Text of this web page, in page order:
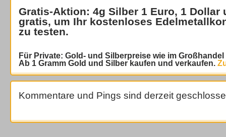
Gratis-Aktion: 4g Silber 1 Euro, 1 Dollar
gratis, um Ihr kostenloses
zu testen.
Für Private: Gold- und Silberpreise wie im
Ab 1 Gramm Gold und Silber kaufen und verkaufen.
Kommentare und Pings sind derzeit